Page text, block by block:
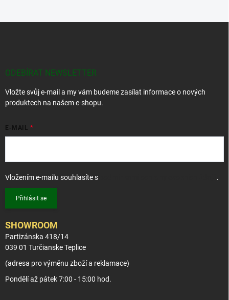
ODEBÍRAT NEWSLETTER
Vložte svůj e-mail a my vám budeme zasílat informace o nových
produktech na našem e-shopu.
E-MAIL
Vložením e-mailu souhlasíte s .
Přihlásit se
SHOWROOM
Partizánska 418/14
039 01 Turčianske Teplice
(adresa pro výměnu zboží a reklamace)
Pondělí až pátek 7:00 - 15:00 hod.